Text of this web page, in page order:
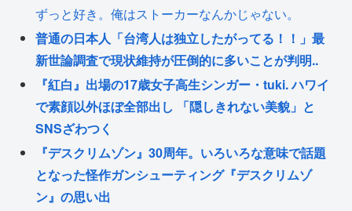
ずっと好き。俺はストーカーなんかじゃない。
普通の日本人「台湾人は独立したがってる！！」最
新世論調査で現状維持が圧倒的に多いことが判明..
『紅白』出場の17歳女子高生シンガー・tuki. ハワイ
で素顔以外ほぼ全部出し 「隠しきれない美貌」と
SNSざわつく
『デスクリムゾン』30周年。いろいろな意味で話題
となった怪作ガンシューティング『デスクリムゾ
ン』の思い出